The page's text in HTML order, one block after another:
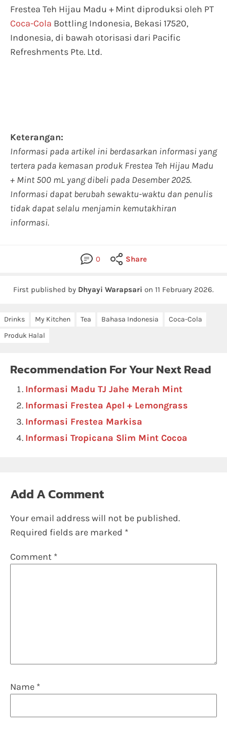
Frestea Teh Hijau Madu + Mint diproduksi oleh PT
Coca-Cola Bottling Indonesia, Bekasi 17520,
Indonesia, di bawah otorisasi dari Pacific
Refreshments Pte. Ltd.
Keterangan:
Informasi pada artikel ini berdasarkan informasi yang
tertera pada kemasan produk Frestea Teh Hijau Madu
+ Mint 500 mL yang dibeli pada Desember 2025.
Informasi dapat berubah sewaktu-waktu dan penulis
tidak dapat selalu menjamin kemutakhiran
informasi.
0 Share
First published by Dhyayi Warapsari on 11 February 2026.
Drinks My Kitchen Tea Bahasa Indonesia
Coca-Cola
Produk Halal
Recommendation For Your Next Read
Informasi Madu TJ Jahe Merah Mint
Informasi Frestea Apel + Lemongrass
Informasi Frestea Markisa
Informasi Tropicana Slim Mint Cocoa
Add A Comment
Your email address will not be published.
Required fields are marked *
Comment *
Name *